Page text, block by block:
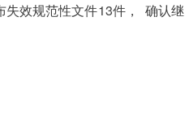
失效规范性文件13件， 确认继